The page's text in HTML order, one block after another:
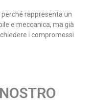
rappresenta un
e meccanica, ma già
i compromessi